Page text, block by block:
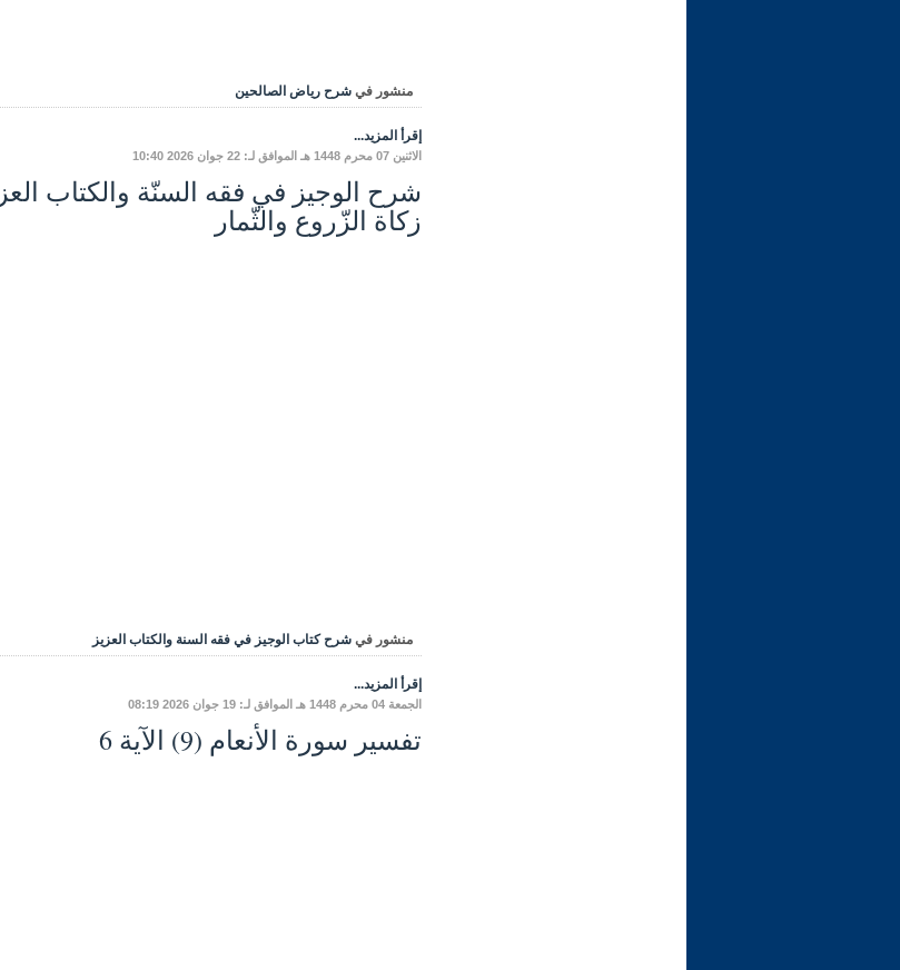
منشور في شرح رياض الصالحين
إقرأ المزيد...
الاثنين 07 محرم 1448 هـ الموافق لـ: 22 جوان 2026 10:40
زكاة الزّروع والثّمار
منشور في شرح كتاب الوجيز في فقه السنة والكتاب العزيز
إقرأ المزيد...
الجمعة 04 محرم 1448 هـ الموافق لـ: 19 جوان 2026 08:19
تفسير سورة الأنعام (9) الآية 6